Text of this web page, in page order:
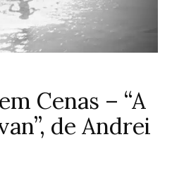
Cenas – “A
de Andrei